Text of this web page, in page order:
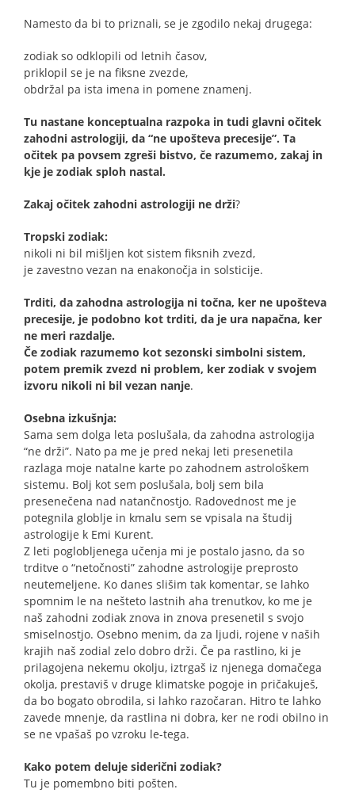
Namesto da bi to priznali, se je zgodilo nekaj drugega:
zodiak so odklopili od letnih časov,
priklopil se je na fiksne zvezde,
obdržal pa ista imena in pomene znamenj.
Tu nastane konceptualna razpoka in tudi glavni očitek
zahodni astrologiji, da “ne upošteva precesije”. Ta
očitek pa povsem zgreši bistvo, če razumemo, zakaj in
kje je zodiak sploh nastal.
Zakaj očitek zahodni astrologiji ne drži?
Tropski zodiak:
nikoli ni bil mišljen kot sistem fiksnih zvezd,
je zavestno vezan na enakonočja in solsticije.
Trditi, da zahodna astrologija ni točna, ker ne upošteva
precesije, je podobno kot trditi, da je ura napačna, ker
ne meri razdalje.
Če zodiak razumemo kot sezonski simbolni sistem,
potem premik zvezd ni problem, ker zodiak v svojem
izvoru nikoli ni bil vezan nanje.
Osebna izkušnja:
Sama sem dolga leta poslušala, da zahodna astrologija
“ne drži”. Nato pa me je pred nekaj leti presenetila
razlaga moje natalne karte po zahodnem astrološkem
sistemu. Bolj kot sem poslušala, bolj sem bila
presenečena nad natančnostjo. Radovednost me je
potegnila globlje in kmalu sem se vpisala na študij
astrologije k Emi Kurent.
Z leti poglobljenega učenja mi je postalo jasno, da so
trditve o “netočnosti” zahodne astrologije preprosto
neutemeljene. Ko danes slišim tak komentar, se lahko
spomnim le na nešteto lastnih aha trenutkov, ko me je
naš zahodni zodiak znova in znova presenetil s svojo
smiselnostjo. Osebno menim, da za ljudi, rojene v naših
krajih naš zodial zelo dobro drži. Če pa rastlino, ki je
prilagojena nekemu okolju, iztrgaš iz njenega domačega
okolja, prestaviš v druge klimatske pogoje in pričakuješ,
da bo bogato obrodila, si lahko razočaran. Hitro te lahko
zavede mnenje, da rastlina ni dobra, ker ne rodi obilno in
se ne vpašaš po vzroku le-tega.
Kako potem deluje siderični zodiak?
Tu je pomembno biti pošten.